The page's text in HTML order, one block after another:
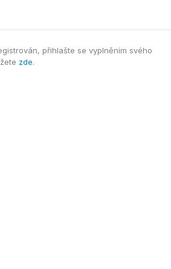
přihlašte se vyplněním svého
zde.